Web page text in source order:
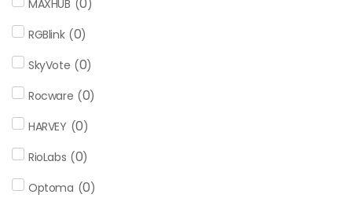
MAXHUB ( )
RGBlink (0)
SkyVote (0)
Rocware (0)
HARVEY (0)
RioLabs (0)
Optoma (0)